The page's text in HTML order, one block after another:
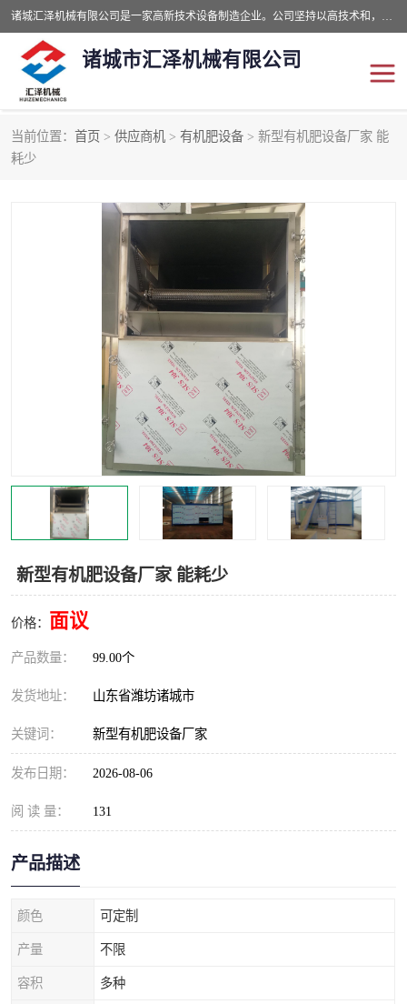
诸城汇泽机械有限公司是一家高新技术设备制造企业。公司坚持以高技术和，高服务于用户，以的环保机械制造设备赢的用户的信赖。现在主要生产死亡畜禽无害化处理和立式和卧式有机肥设备，搅拌机，烘干机，高温发酵机等。污水处理设备，固液分离机。气浮机，化制机等。公司秉承品质，用户至上，科技创新的经营理。
诸城市汇泽机械有限公司
当前位置： 首页 > 供应商机 > 有机肥设备 > 新型有机肥设备厂家 能
耗少
新型有机肥设备厂家 能耗少
价格： 面议
产品数量： 99.00个
发货地址： 山东省潍坊诸城市
关键词： 新型有机肥设备厂家
发布日期： 2026-08-06
阅 读 量： 131
产品描述
颜色 可定制
产量 不限
容积 多种
发酵设备
有机肥设备
纳米膜好氧发酵堆肥机 粪污烘干酶体机
纳米膜发酵
分子膜堆肥仓
分子膜发酵堆肥设备